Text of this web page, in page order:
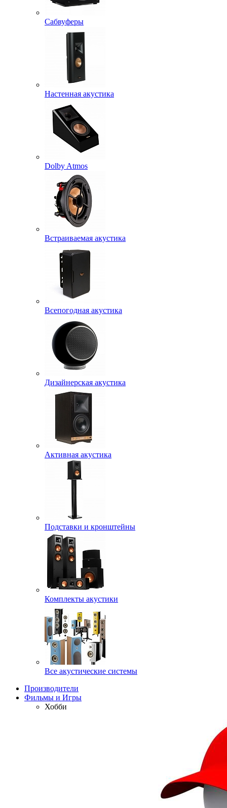
Сабвуферы
Настенная акустика
Dolby Atmos
Встраиваемая акустика
Всепогодная акустика
Дизайнерская акустика
Активная акустика
Подставки и кронштейны
Комплекты акустики
Все акустические системы
Производители
Фильмы и Игры
Хобби